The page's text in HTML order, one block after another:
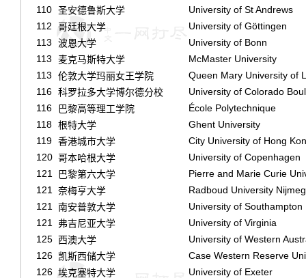
110 圣安德鲁斯大学
University of St Andrews
112
哥廷根大学
University of Göttingen
113
波恩大学
University of Bonn
113
麦克马斯特大学
McMaster University
113
伦敦大学玛丽女王学院
Queen Mary University of
116 科罗拉多大学博尔德分校
University of Colorado
116
巴黎高等理工学院
École Polytechnique
118 根特大学
Ghent University
119 香港城市大学
City University of Hong
120 哥本哈根大学
University of Copenhagen
121
巴黎第六大学
Pierre and Marie Curie
121
奈梅亨大学
Radboud University
121
南安普敦大学
University of Southampton
121
弗吉尼亚大学
University of Virginia
125 西澳大学
University of Western
126 凯斯西储大学
Case Western Reserve
126 埃克塞特大学 University of Exeter